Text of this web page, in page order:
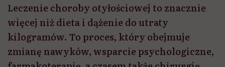
Leczenie choroby otyłościowej to znacznie
więcej niż dieta i dążenie do utraty
kilogramów. To proces, który obejmuje
zmianę nawyków, wsparcie psychologiczne,